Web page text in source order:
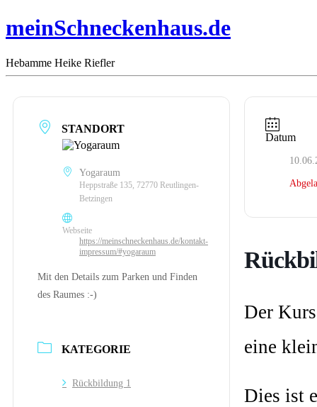
meinSchneckenhaus.de
Hebamme Heike Riefler
STANDORT
Yogaraum
Heppstraße 135, 72770 Reutlingen-
Betzingen
Webseite
https://meinschneckenhaus.de/kontakt-
impressum/#yogaraum
Mit den Details zum Parken und Finden
des Raumes :-)
KATEGORIE
Rückbildung 1
Datum
Der
eine
Dies ist